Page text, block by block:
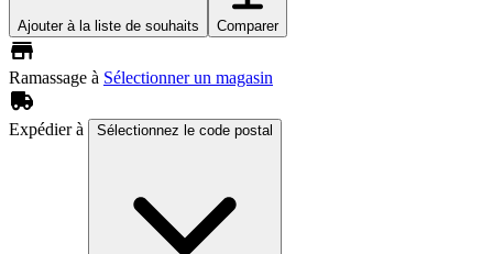
Ajouter à la liste de souhaits Comparer
Ramassage à Sélectionner un magasin
Expédier à Sélectionnez le code postal